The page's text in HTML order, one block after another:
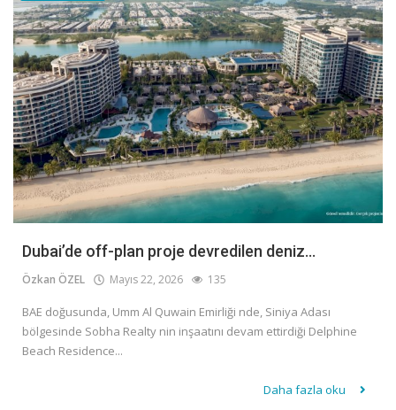
Dubai’de off-plan proje devredilen deniz...
Özkan ÖZEL Mayıs 22, 2026 135
BAE doğusunda, Umm Al Quwain Emirliği nde, Siniya Adası
bölgesinde Sobha Realty nin inşaatını devam ettirdiği Delphine
Beach Residence...
Daha fazla oku